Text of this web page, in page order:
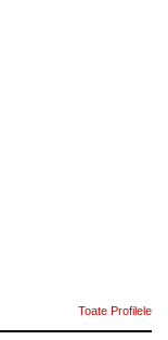
Toate Profilele